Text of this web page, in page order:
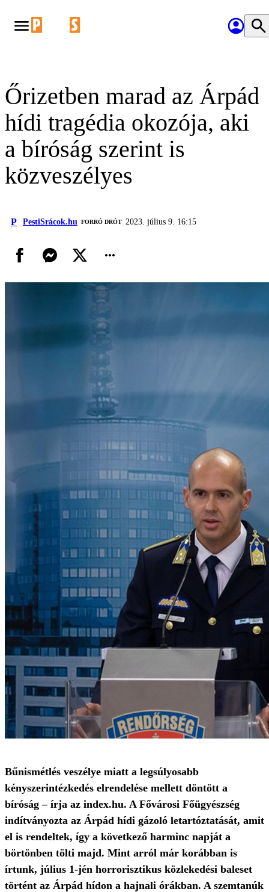
Őrizetben marad az Árpád
hídi tragédia okozója, aki
a bíróság szerint is
közveszélyes
P PestiSrácok.hu FORRÓ DRÓT 2023. július 9. 16:15
Bűnismétlés veszélye miatt a legsúlyosabb
kényszerintézkedés elrendelése mellett döntött a
bíróság – írja az index.hu. A Fővárosi Főügyészség
indítványozta az Árpád hídi gázoló letartóztatását, amit
el is rendeltek, így a következő harminc napját a
börtönben tölti majd. Mint arról már korábban is
írtunk, július 1-jén horrorisztikus közlekedési baleset
történt az Árpád hídon a hajnali órákban. A szemtanúk